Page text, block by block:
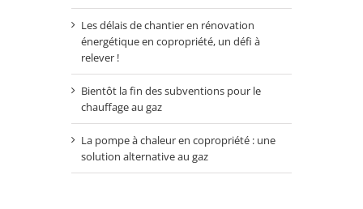
Les délais de chantier en rénovation
énergétique en copropriété, un défi à
relever !
Bientôt la fin des subventions pour le
chauffage au gaz
La pompe à chaleur en copropriété : une
solution alternative au gaz